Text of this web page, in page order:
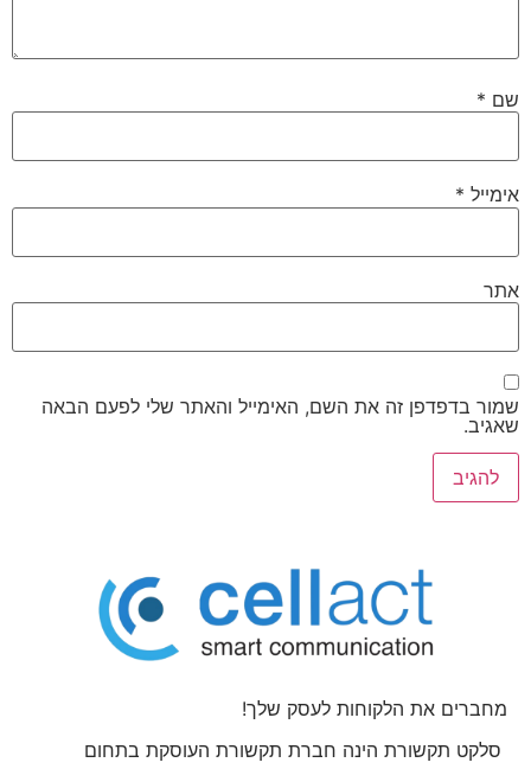
שם *
אימייל *
אתר
שמור בדפדפן זה את השם, האימייל והאתר שלי לפעם הבאה
שאגיב.
מחברים את הלקוחות לעסק שלך!
סלקט תקשורת הינה חברת תקשורת העוסקת בתחום